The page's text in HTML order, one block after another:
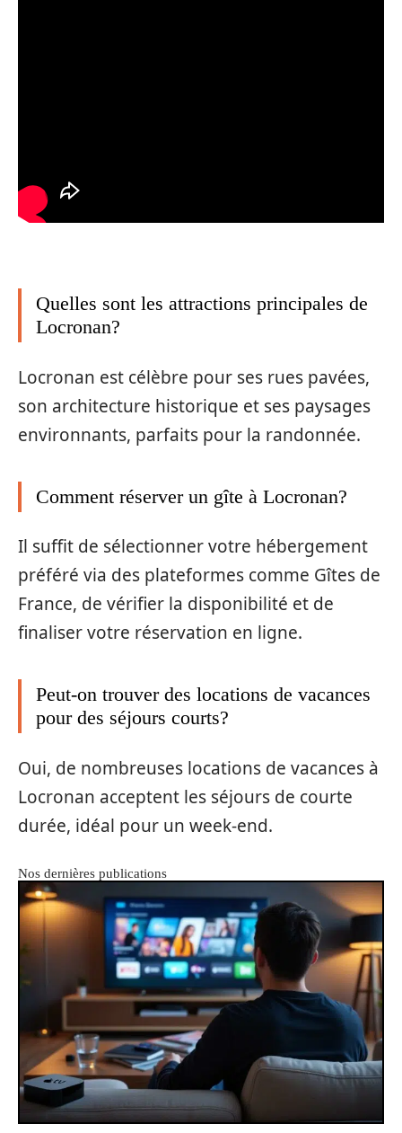
Quelles sont les attractions principales de
Locronan?
Locronan est célèbre pour ses rues pavées,
son architecture historique et ses paysages
environnants, parfaits pour la randonnée.
Comment réserver un gîte à Locronan?
Il suffit de sélectionner votre hébergement
préféré via des plateformes comme Gîtes de
France, de vérifier la disponibilité et de
finaliser votre réservation en ligne.
Peut-on trouver des locations de vacances
pour des séjours courts?
Oui, de nombreuses locations de vacances à
Locronan acceptent les séjours de courte
durée, idéal pour un week-end.
Nos dernières publications